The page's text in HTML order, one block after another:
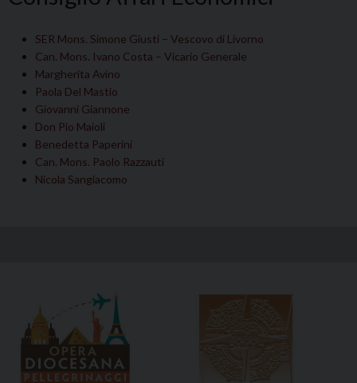
SER Mons. Simone Giusti – Vescovo di Livorno
Can. Mons. Ivano Costa – Vicario Generale
Margherita Avino
Paola Del Mastio
Giovanni Giannone
Don Pio Maioli
Benedetta Paperini
Can. Mons. Paolo Razzauti
Nicola Sangiacomo